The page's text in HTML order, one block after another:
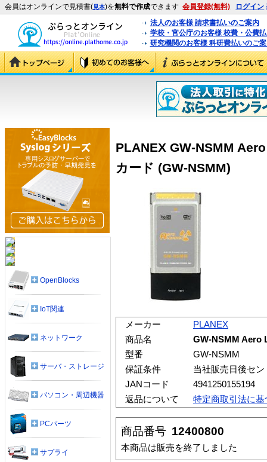
会員はオンラインで見積書(見本)を無料で作成できます 会員登録(無料) ログイン
法人のお客様 請求書払いのご案内
学校・官公庁のお客様 校費・公費
研究機関のお客様 科研費払いのご
PLANEX GW-NSMM
カード (GW-NSMM)
メーカー
PLANEX
商品名
GW-NSMM Aero
型番
GW-NSMM
保証条件
当社販売日後セ
JANコード
4941250155194
返品について
特定商取引法に基
商品番号 12400800
本商品は販売を終了しました
OpenBlocks
IoT関連
ネットワーク
サーバ・ストレージ
パソコン・周辺機器
PCパーツ
サプライ